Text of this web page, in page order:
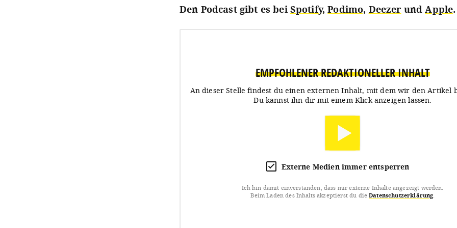
Den Podcast gibt es bei Spotify,Podimo, Deezer undApple.
EMPFOHLENER REDAKTIONELLER INHALT
An dieser Stelle findest du einen externen Inhalt, mit dem wir den Artikel
Du kannst ihn dir mit einem Klick anzeigen lassen.
Externe Medien immer entsperren
Ich bin damit einverstanden, dass mir externe Inhalte angezeigt werden.
Beim Laden des Inhalts akzeptierst du dieDatenschutzerklärung